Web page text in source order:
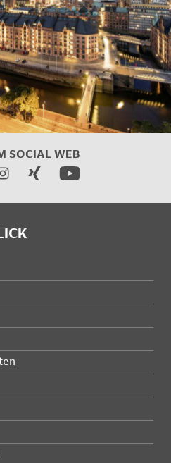
SOCIAL WEB